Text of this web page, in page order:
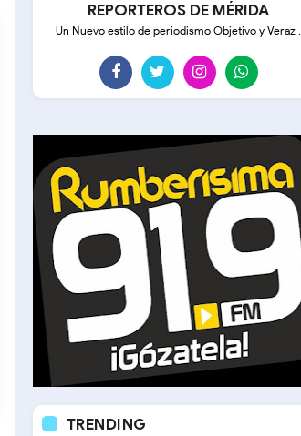
REPORTEROS DE MÉRIDA
Un Nuevo estilo de periodismo Objetivo y Veraz .
TRENDING